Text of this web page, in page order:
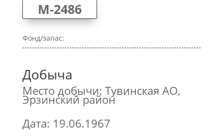
M-2486
Фонд/запас:
Добыча
Место добычи: Тувинская АО,
Эрзинский район
Дата: 19.06.1967